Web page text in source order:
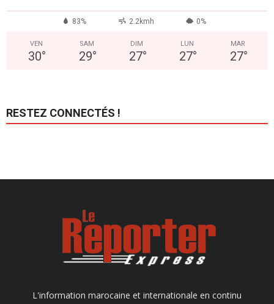
83% 2.2kmh 0%
VEN
30°
SAM
29°
DIM
27°
LUN
27°
MAR
27°
RESTEZ CONNECTÉS !
L'information marocaine et internationale en continu